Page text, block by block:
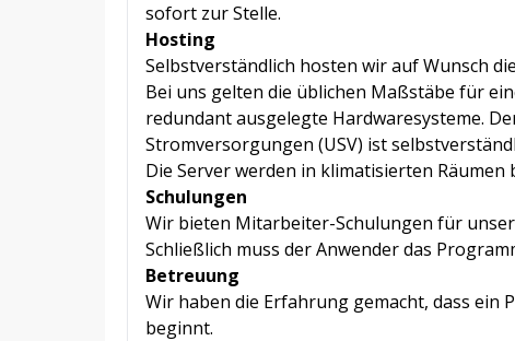
sofort zur Stelle.
Hosting
Selbstverständlich hosten wir auf Wunsch
Bei uns gelten die üblichen Maßstäbe für
redundant ausgelegte Hardwaresysteme.
Stromversorgungen (USV) ist
Die Server werden in klimatisierten Räumen
Schulungen
Wir bieten Mitarbeiter-Schulungen für
Schließlich muss der Anwender das
Betreuung
Wir haben die Erfahrung gemacht, dass ein
beginnt.